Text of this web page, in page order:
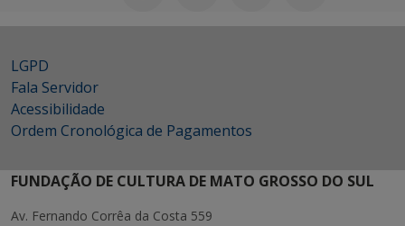
LGPD
Fala Servidor
Acessibilidade
Ordem Cronológica de Pagamentos
FUNDAÇÃO DE CULTURA DE MATO GROSSO DO SUL
Av. Fernando Corrêa da Costa 559